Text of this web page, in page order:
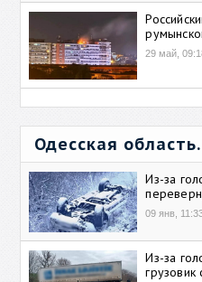
29 май,
Одесская
Из-за
09 янв,
Из-за
грузовик